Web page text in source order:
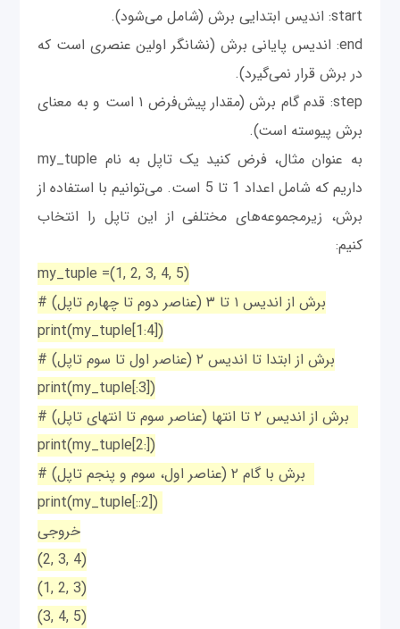
start: اندیس ابتدایی برش (شامل می‌شود).
end: اندیس پایانی برش (نشانگر اولین عنصری است که
در برش قرار نمی‌گیرد).
step: قدم گام برش (مقدار پیش‌فرض ۱ است و به معنای
برش پیوسته است).
به عنوان مثال، فرض کنید یک تاپل به نام my_tuple
داریم که شامل اعداد 1 تا 5 است. می‌توانیم با استفاده از
برش، زیرمجموعه‌های مختلفی از این تاپل را انتخاب
کنیم:
my_tuple =(1, 2, 3, 4, 5)
# برش از اندیس ۱ تا ۳ (عناصر دوم تا چهارم تاپل)
print(my_tuple[1:4])
# برش از ابتدا تا اندیس ۲ (عناصر اول تا سوم تاپل)
print(my_tuple[:3])
print(my_tuple[2:])
print(my_tuple[::2])
خروجی
(2, 3, 4)
(1, 2, 3)
(3, 4, 5)